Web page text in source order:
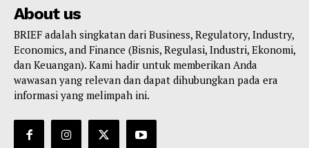
About us
BRIEF adalah singkatan dari Business, Regulatory, Industry,
Economics, and Finance (Bisnis, Regulasi, Industri, Ekonomi,
dan Keuangan). Kami hadir untuk memberikan Anda
wawasan yang relevan dan dapat dihubungkan pada era
informasi yang melimpah ini.